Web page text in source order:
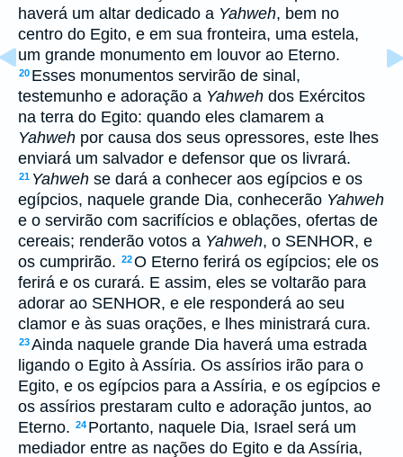
haverá um altar dedicado a Yahweh, bem no
centro do Egito, e em sua fronteira, uma estela,
um grande monumento em louvor ao Eterno.
20 Esses monumentos servirão de sinal,
testemunho e adoração a Yahweh dos Exércitos
na terra do Egito: quando eles clamarem a
Yahweh por causa dos seus opressores, este lhes
enviará um salvador e defensor que os livrará.
21 Yahweh se dará a conhecer aos egípcios e os
egípcios, naquele grande Dia, conhecerão Yahweh
e o servirão com sacrifícios e oblações, ofertas de
cereais; renderão votos a Yahweh, o SENHOR, e
os cumprirão. 22O Eterno ferirá os egípcios; ele os
ferirá e os curará. E assim, eles se voltarão para
adorar ao SENHOR, e ele responderá ao seu
clamor e às suas orações, e lhes ministrará cura.
23Ainda naquele grande Dia haverá uma estrada
ligando o Egito à Assíria. Os assírios irão para o
Egito, e os egípcios para a Assíria, e os egípcios e
os assírios prestaram culto e adoração juntos, ao
Eterno. 24 Portanto, naquele Dia, Israel será um
mediador entre as nações do Egito e da Assíria,